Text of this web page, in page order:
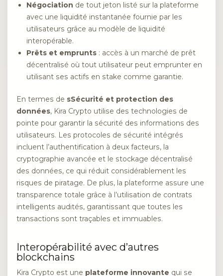
Négociation de tout jeton listé sur la plateforme
avec une liquidité instantanée fournie par les
utilisateurs grâce au modèle de liquidité
interopérable.
Prêts et emprunts : accès à un marché de prêt
décentralisé où tout utilisateur peut emprunter en
utilisant ses actifs en stake comme garantie.
En termes de sSécurité et protection des
données, Kira Crypto utilise des technologies de
pointe pour garantir la sécurité des informations des
utilisateurs. Les protocoles de sécurité intégrés
incluent l’authentification à deux facteurs, la
cryptographie avancée et le stockage décentralisé
des données, ce qui réduit considérablement les
risques de piratage. De plus, la plateforme assure une
transparence totale grâce à l’utilisation de contrats
intelligents audités, garantissant que toutes les
transactions sont traçables et immuables.
Interopérabilité avec d’autres
blockchains
Kira Crypto est une plateforme innovante qui se